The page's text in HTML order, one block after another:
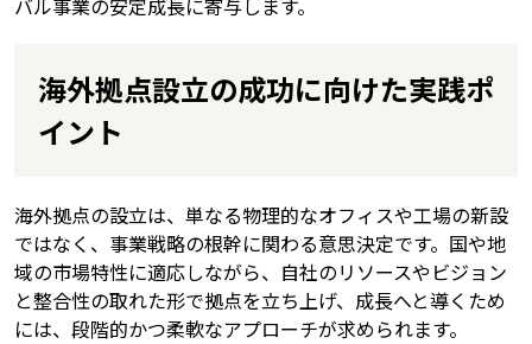
バル事業の安定成長に寄与します。
海外拠点設立の成功に向けた実践ポ
イント
海外拠点の設立は、単なる物理的なオフィスや工場の新設
ではなく、事業戦略の根幹に関わる意思決定です。国や地
域の市場特性に適応しながら、自社のリソースやビジョン
と整合性の取れた形で拠点を立ち上げ、成長へと導くため
には、段階的かつ柔軟なアプローチが求められます。